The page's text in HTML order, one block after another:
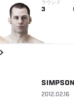
ラウンド
3
SIMPSON
2012.02.16